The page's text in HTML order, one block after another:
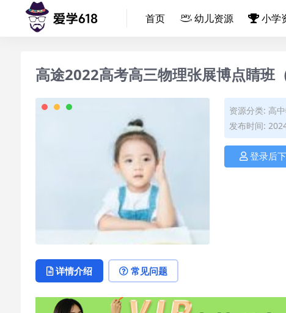
首页 幼儿资源 小学
高途2022高考高三物理张展博点睛班
资源分类: 高
发布时间:
登录后
详情介绍 常见问题